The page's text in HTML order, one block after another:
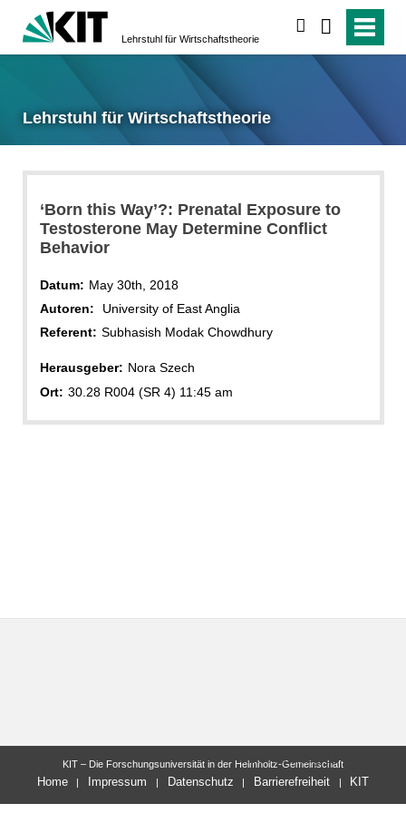
Lehrstuhl für Wirtschaftstheorie
Lehrstuhl für Wirtschaftstheorie
‘Born this Way’?: Prenatal Exposure to
Testosterone May Determine Conflict
Behavior
Datum: May 30th, 2018
Autoren:
University of East Anglia
Referent: Subhasish Modak Chowdhury
Herausgeber: Nora Szech
Ort: 30.28 R004 (SR 4) 11:45 am
letzte Änderung: 16.05.2018
KIT – Die Forschungsuniversität in der Helmholtz-Gemeinschaft
Home Impressum Datenschutz Barrierefreiheit KIT